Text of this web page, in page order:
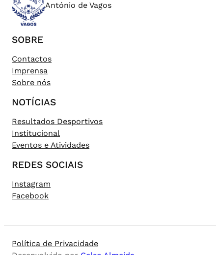
António de Vagos
SOBRE
Contactos
Imprensa
Sobre nós
NOTÍCIAS
Resultados Desportivos
Institucional
Eventos e Atividades
REDES SOCIAIS
Instagram
Facebook
Política de Privacidade